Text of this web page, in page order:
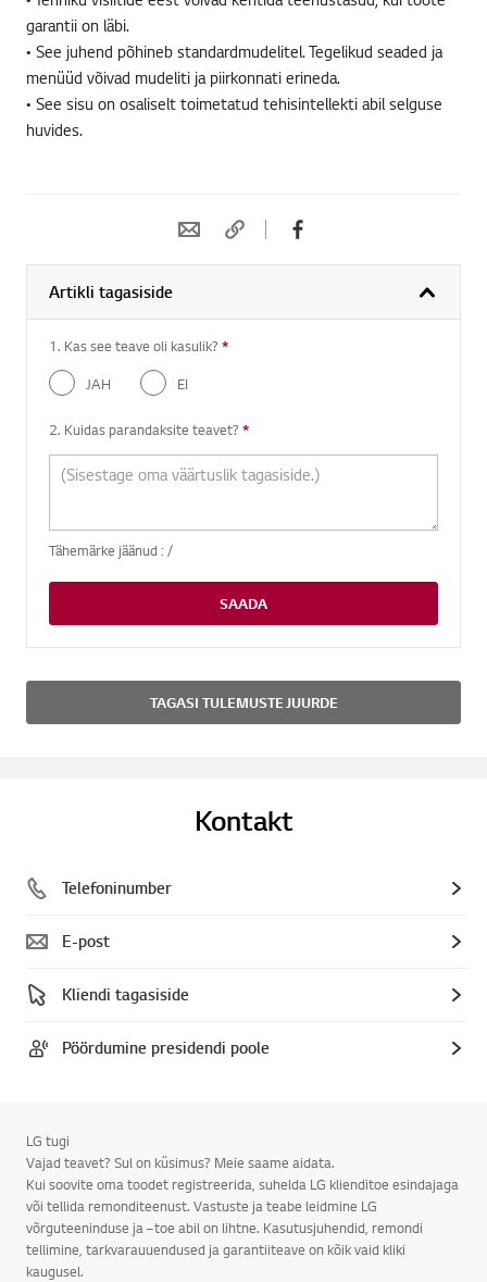
garantii on läbi.
• See juhend põhineb standardmudelitel. Tegelikud seaded ja
menüüd võivad mudeliti ja piirkonnati erineda.
• See sisu on osaliselt toimetatud tehisintellekti abil selguse
huvides.
Artikli tagasiside
1. Kas see teave oli kasulik? *
JAH
EI
2. Kuidas parandaksite teavet? *
Tähemärke jäänud : /
SAADA
TAGASI TULEMUSTE JUURDE
Kontakt
Telefoninumber
E-post
Kliendi tagasiside
Pöördumine presidendi poole
LG tugi
Vajad teavet? Sul on küsimus? Meie saame aidata.
Kui soovite oma toodet registreerida, suhelda LG klienditoe esindajaga
või tellida remonditeenust. Vastuste ja teabe leidmine LG
võrguteeninduse ja –toe abil on lihtne. Kasutusjuhendid, remondi
tellimine, tarkvarauuendused ja garantiiteave on kõik vaid kliki
kaugusel.